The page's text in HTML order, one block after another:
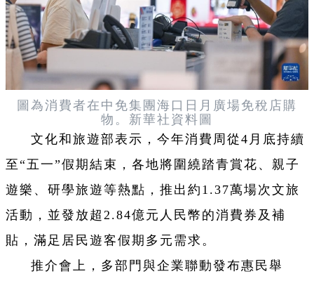
圖為消費者在中免集團海口日月廣場免稅店購
物。新華社資料圖
文化和旅遊部表示，今年消費周從4月底持續
至“五一”假期結束，各地將圍繞踏青賞花、親子
遊樂、研學旅遊等熱點，推出約1.37萬場次文旅
活動，並發放超2.84億元人民幣的消費券及補
貼，滿足居民遊客假期多元需求。
推介會上，多部門與企業聯動發布惠民舉